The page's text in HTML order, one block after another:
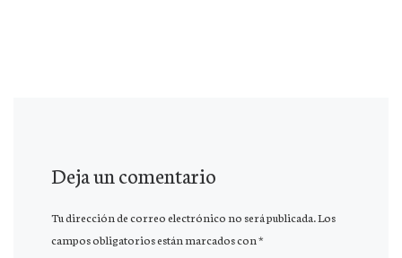
Deja un comentario
Tu dirección de correo electrónico no será publicada.Los
campos obligatorios están marcados con*